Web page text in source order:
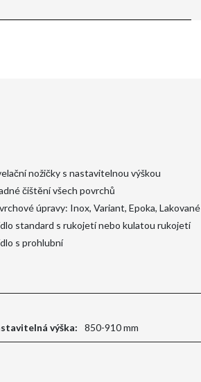
nožičky s nastavitelnou výškou
čištění všech povrchů
úpravy: Inox, Variant, Epoka, Lakované
standard s rukojetí nebo kulatou rukojetí
s prohlubní
výška: 850-910 mm